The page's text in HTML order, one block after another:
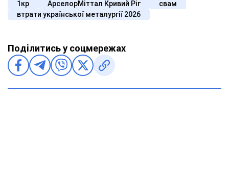
1кр АрселорМіттал Кривий Ріг
свам
втрати української металургії 2026
Поділитись у соцмережах